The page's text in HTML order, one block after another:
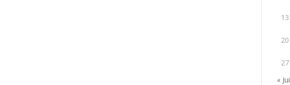
13
20
27
«